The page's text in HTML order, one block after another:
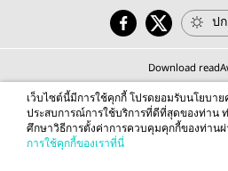
ป
Download
© 2026 readAwrite.com by MEB
This site is protected by reCAPTCHA and the Google
เว็บไซต์นี้มีการใช้คุกกี้ โปรดยอมรับนโยบาย
ประสบการณ์การใช้บริการที่ดีที่สุดของท่าน
ศึกษาวิธีการตั้งค่าการควบคุมคุกกี้ของท่าน
การใช้คุกกี้ของเราที่นี่